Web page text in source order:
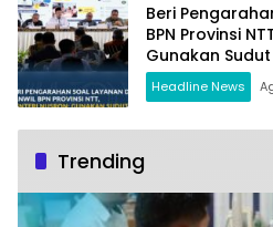
Beri
BPN Provinsi
Gunakan
Headline News
Trending